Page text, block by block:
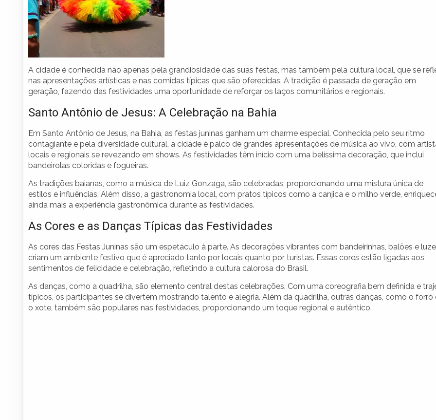
A cidade é conhecida não apenas pela grandiosidade das suas festas, mas também pela cultura local, que se
nas apresentações artísticas e nas comidas típicas que são oferecidas. A tradição é passada de geração em
geração, fazendo das festividades uma oportunidade de reforçar os laços comunitários e regionais.
Santo Antônio de Jesus: A Celebração na Bahia
Em Santo Antônio de Jesus, na Bahia, as festas juninas ganham um charme especial. Conhecida pelo seu ritmo
contagiante e pela diversidade cultural, a cidade é palco de grandes apresentações de música ao vivo, com
locais e regionais se revezando em shows. As festividades têm início com uma belíssima decoração, que inclui
bandeirolas coloridas e fogueiras.
As tradições baianas, como a música de Luiz Gonzaga, são celebradas, proporcionando uma mistura única de
estilos e influências. Além disso, a gastronomia local, com pratos típicos como a canjica e o milho verde,
ainda mais a experiência gastronômica durante as festividades.
As Cores e as Danças Típicas das Festividades
As cores das Festas Juninas são um espetáculo à parte. As decorações vibrantes com bandeirinhas, balões e
criam um ambiente festivo que é apreciado tanto por locais quanto por turistas. Essas cores estão ligadas aos
sentimentos de felicidade e celebração, refletindo a cultura calorosa do Brasil.
As danças, como a quadrilha, são elemento central destas celebrações. Com uma coreografia bem definida e
típicos, os participantes se divertem mostrando talento e alegria. Além da quadrilha, outras danças, como o forró
o xote, também são populares nas festividades, proporcionando um toque regional e autêntico.